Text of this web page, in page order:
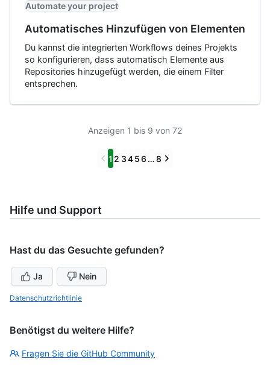
Automate your project
Automatisches Hinzufügen von Elementen
Du kannst die integrierten Workflows deines Projekts
so konfigurieren, dass automatisch Elemente aus
Repositories hinzugefügt werden, die einem Filter
entsprechen.
Anzeigen 1 bis 9 von 72
Previous
1 2 3456 …8 Next
Hilfe und Support
Hast du das Gesuchte gefunden?
Ja Nein
Datenschutzrichtlinie
Benötigst du weitere Hilfe?
Fragen Sie die GitHub Community